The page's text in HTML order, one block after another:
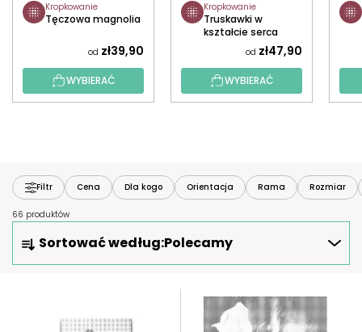
Kropkowanie
Tęczowa magnolia
od zł39,90
WYBIERAĆ
Kropkowanie
Truskawki w
kształcie serca
od zł47,90
WYBIERAĆ
Filtr Cena Dla kogo Orientacja Rama Rozmiar
66 produktów
O
R
Sortować według:Polecamy